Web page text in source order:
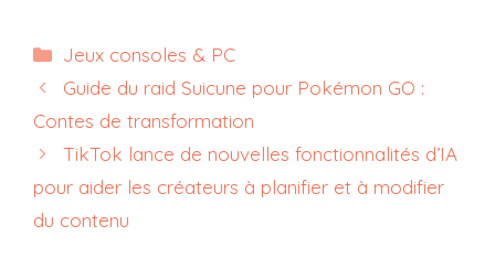
Catégories
Jeux consoles & PC
Guide du raid Suicune pour Pokémon GO :
Contes de transformation
TikTok lance de nouvelles fonctionnalités d’IA
pour aider les créateurs à planifier et à modifier
du contenu